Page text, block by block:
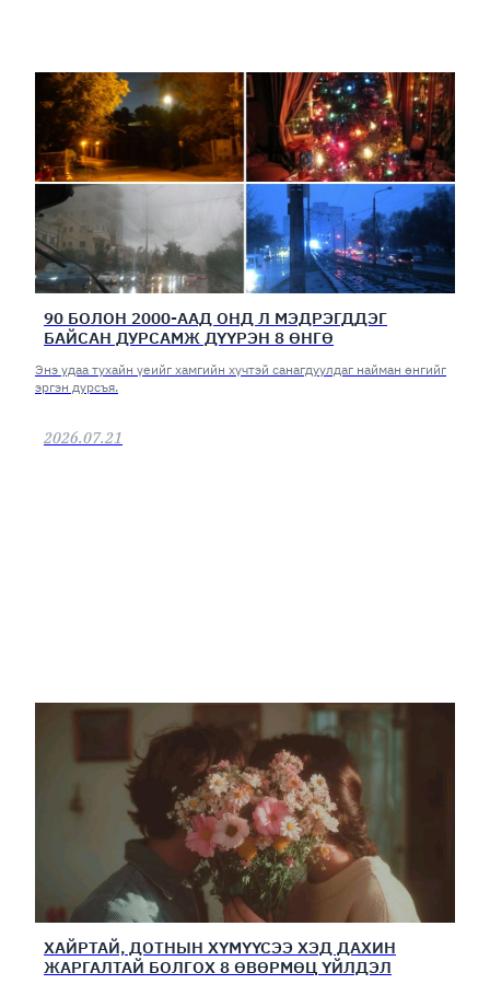
90 БОЛОН 2000-ААД ОНД Л МЭДРЭГДДЭГ
БАЙСАН ДУРСАМЖ ДҮҮРЭН 8 ӨНГӨ
Энэ удаа тухайн үеийг хамгийн хүчтэй санагдуулдаг найман өнгийг
эргэн дурсъя.
2026.07.21
ХАЙРТАЙ, ДОТНЫН ХҮМҮҮСЭЭ ХЭД ДАХИН
ЖАРГАЛТАЙ БОЛГОХ 8 ӨВӨРМӨЦ ҮЙЛДЭЛ